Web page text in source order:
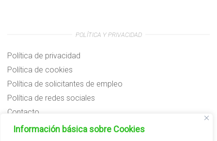
Información básica sobre Cookies
POLÍTICA Y PRIVACIDAD
Política de privacidad
Política de cookies
Política de solicitantes de empleo
Política de redes sociales
Contacto
Preguntas frecuentes